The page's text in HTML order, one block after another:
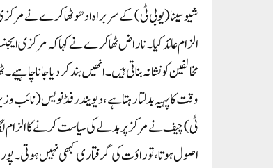
شیوسینا (یو بی ٹی) کے سربراہ ادھو ٹھاکرے نے
الزام عائد کیا۔ ناراض ٹھاکرے نے کہا کہ مرکزی
مخالفین کو نشانہ بناتی ہیں۔ انھیں بند کر دیا
وقت کا پہیہ بدلتا رہتا ہے، دیویندر فڈنویس (نائب
ٹی) چیف نے مرکز پر بدلے کی سیاست کرنے کا الزام
اصول ہوتا، تو راؤت کی گرفتاری کبھی نہیں ہوتی۔